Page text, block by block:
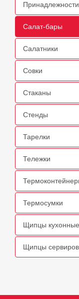
Салат-бары
Салатники
Совки
Стаканы
Стенды
Тарелки
Тележки
Термосумки
Щипцы кухонные
Щипцы